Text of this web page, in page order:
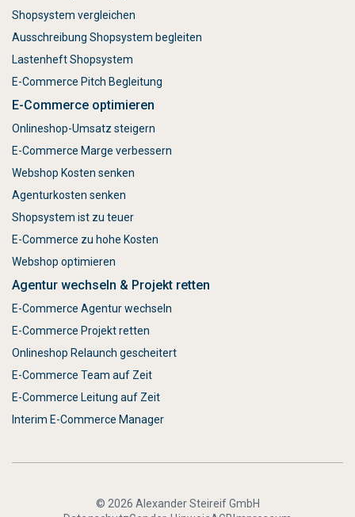
Shopsystem vergleichen
Ausschreibung Shopsystem begleiten
Lastenheft Shopsystem
E-Commerce Pitch Begleitung
E-Commerce optimieren
Onlineshop-Umsatz steigern
E-Commerce Marge verbessern
Webshop Kosten senken
Agenturkosten senken
Shopsystem ist zu teuer
E-Commerce zu hohe Kosten
Webshop optimieren
Agentur wechseln & Projekt retten
E-Commerce Agentur wechseln
E-Commerce Projekt retten
Onlineshop Relaunch gescheitert
E-Commerce Team auf Zeit
E-Commerce Leitung auf Zeit
Interim E-Commerce Manager
© 2026 Alexander Steireif GmbH